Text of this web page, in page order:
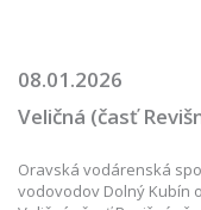
08.01.2026
Veličná (časť
Oravská vodárenská
vodovodov Dolný Kubín